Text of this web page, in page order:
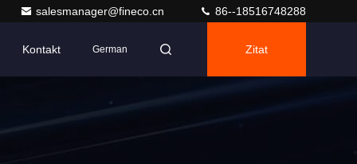
salesmanager@fineco.cn 86--18516748288
Kontakt German Zitat